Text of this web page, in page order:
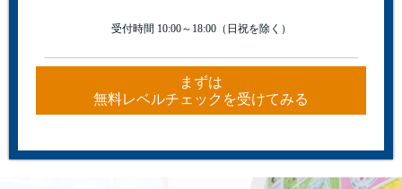
受付時間 10:00～18:00（日祝を除く）
まずは
無料レベルチェックを受けてみる